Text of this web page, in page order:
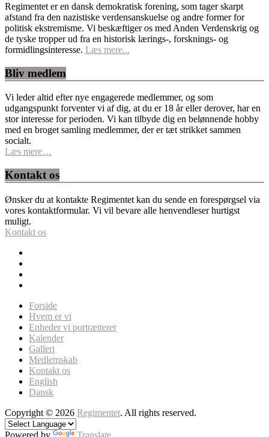
Regimentet er en dansk demokratisk forening, som tager skarpt
afstand fra den nazistiske verdensanskuelse og andre former for
politisk ekstremisme. Vi beskæftiger os med Anden Verdenskrig og
de tyske tropper ud fra en historisk lærings-, forsknings- og
formidlingsinteresse. Læs mere...
Bliv medlem
Vi leder altid efter nye engagerede medlemmer, og som
udgangspunkt forventer vi af dig, at du er 18 år eller derover, har en
stor interesse for perioden. Vi kan tilbyde dig en belønnende hobby
med en broget samling medlemmer, der er tæt strikket sammen
socialt.
Læs mere…
Kontakt os
Ønsker du at kontakte Regimentet kan du sende en forespørgsel via
vores kontaktformular. Vi vil bevare alle henvendleser hurtigst
muligt.
Kontakt os
Forside
Hvem er vi
Enheder vi portrætterer
Kalender
Galleri
Medlemskab
Kontakt os
English
Dansk
Copyright © 2026 Regimentet. All rights reserved.
Powered by Translate